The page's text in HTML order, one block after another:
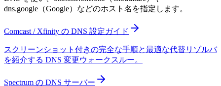
dns.google（Google）などのホスト名を指定します。
Comcast / Xfinity の DNS 設定ガイド
スクリーンショット付きの完全な手順と最適な代替リゾルバ
を紹介する DNS 変更ウォークスルー。
Spectrum の DNS サーバー